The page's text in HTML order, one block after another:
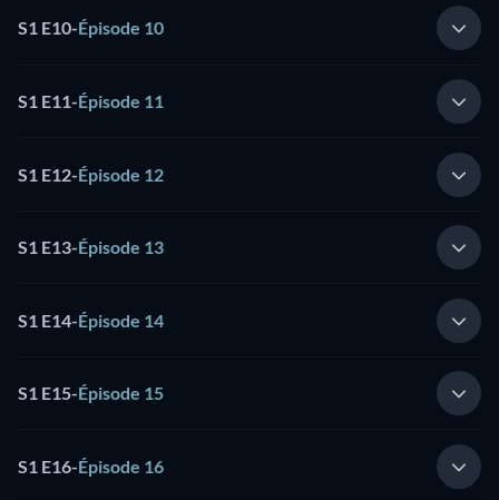
S1 E10-Épisode 10
S1 E11-Épisode 11
S1 E12-Épisode 12
S1 E13-Épisode 13
S1 E14-Épisode 14
S1 E15-Épisode 15
S1 E16-Épisode 16